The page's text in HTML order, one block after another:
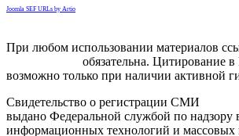
Joomla SEF URLs by Artio
При любом использовании материалов
обязательна. Цитирование
возможно только при наличии активной
Свидетельство о регистрации СМИ
выдано Федеральной службой по надзору
информационных технологий и